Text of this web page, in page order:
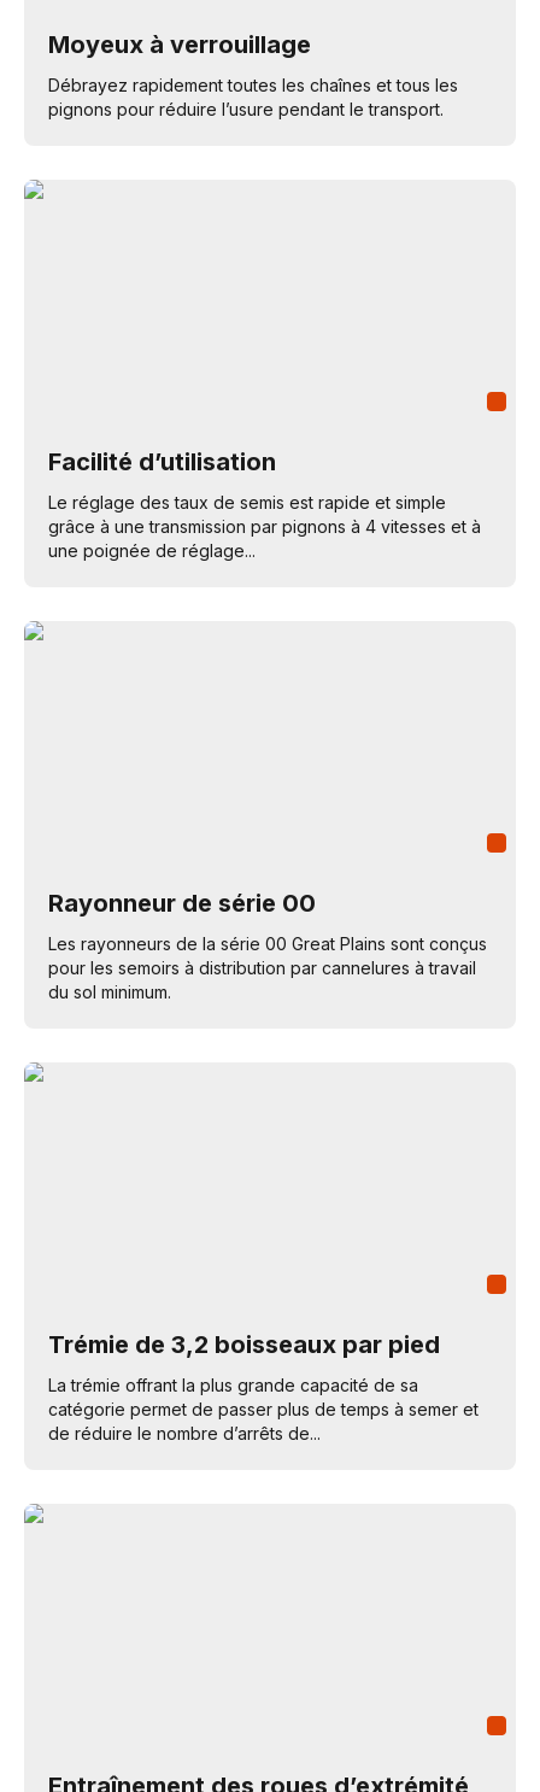
Moyeux à verrouillage
Débrayez rapidement toutes les chaînes et tous les
pignons pour réduire l’usure pendant le transport.
Facilité d’utilisation
Le réglage des taux de semis est rapide et simple
grâce à une transmission par pignons à 4 vitesses et à
une poignée de réglage...
Rayonneur de série 00
Les rayonneurs de la série 00 Great Plains sont conçus
pour les semoirs à distribution par cannelures à travail
du sol minimum.
Trémie de 3,2 boisseaux par pied
La trémie offrant la plus grande capacité de sa
catégorie permet de passer plus de temps à semer et
de réduire le nombre d’arrêts de...
Entraînement des roues d’extrémité